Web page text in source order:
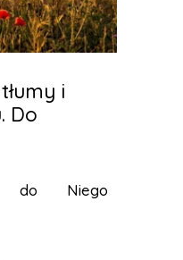
i
Do
do Niego